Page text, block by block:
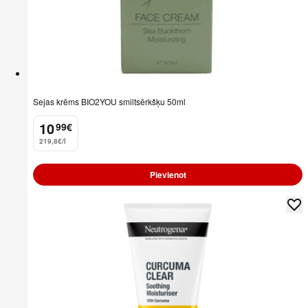
Sejas krēms BIO2YOU smiltsērkšķu 50ml
10
. 99€
219,8€/l
Pievienot